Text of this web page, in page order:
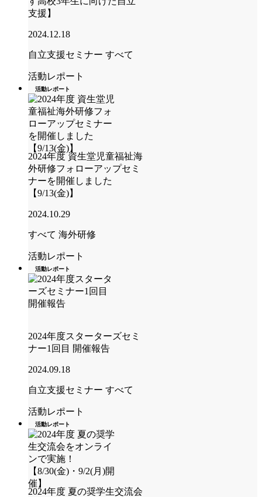
支援】
2024.12.18
自立支援セミナー すべて
活動レポート
活動レポート
2024年度 資生堂児童福祉海
外研修フォローアップセミ
ナーを開催しました
【9/13(金)】
2024.10.29
すべて 海外研修
活動レポート
活動レポート
2024年度スターターズセミ
ナー1回目 開催報告
2024.09.18
自立支援セミナー すべて
活動レポート
活動レポート
2024年度 夏の奨学生交流会